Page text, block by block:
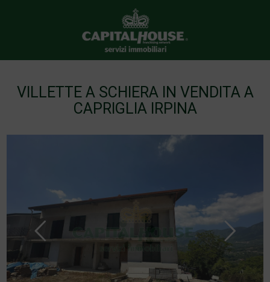
VILLETTE A SCHIERA IN VENDITA A
CAPRIGLIA IRPINA